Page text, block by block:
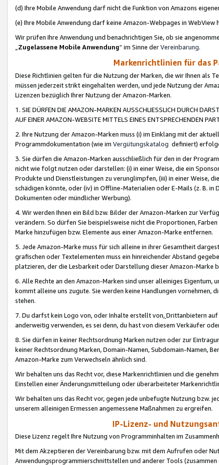
(d) Ihre Mobile Anwendung darf nicht die Funktion von Amazons
(e) Ihre Mobile Anwendung darf keine Amazon-Webpages in WebView
Wir prüfen Ihre Anwendung und benachrichtigen Sie, ob sie
„Zugelassene Mobile Anwendung“ im Sinne derVereinbarung.
Markenrichtlinien für das
Diese Richtlinien gelten für die Nutzung der Marken, die wir Ihnen als
müssen jederzeit strikt eingehalten werden, und jede Nutzung der
Lizenzen bezüglich Ihrer Nutzung der Amazon-Marken.
1. SIE DÜRFEN DIE AMAZON-MARKEN AUSSCHLIESSLICH DURCH
AUF EINER AMAZON-WEBSITE MITTELS EINES ENTSPRECHENDEN
2. Ihre Nutzung der Amazon-Marken muss (i) im Einklang mit der
Programmdokumentation (wie im Vergütungskatalog definiert)
3. Sie dürfen die Amazon-Marken ausschließlich für den in der
nicht wie folgt nutzen oder darstellen: (i) in einer Weise, die ein
Produkte und Dienstleistungen zu verunglimpfen, (iii) in einer Weise,
schädigen könnte, oder (iv) in Offline-Materialien oder E-Mails (z. B. in
Dokumenten oder mündlicher Werbung).
4. Wir werden Ihnen ein Bild bzw. Bilder der Amazon-Marken zur
verändern. So dürfen Sie beispielsweise nicht die Proportionen,
Marke hinzufügen bzw. Elemente aus einer Amazon-Marke entfernen.
5. Jede Amazon-Marke muss für sich alleine in ihrer Gesamtheit
grafischen oder Textelementen muss ein hinreichender Abstand
platzieren, der die Lesbarkeit oder Darstellung dieser Amazon-Marke
6. Alle Rechte an den Amazon-Marken sind unser alleiniges
kommt alleine uns zugute. Sie werden keine Handlungen vornehmen,
stehen.
7. Du darfst kein Logo von, oder Inhalte erstellt von,Drittanbietern auf
anderweitig verwenden, es sei denn, du hast von diesem Verkäufer
8. Sie dürfen in keiner Rechtsordnung Marken nutzen oder zur
keiner Rechtsordnung Marken, Domain-Namen, Subdomain-Namen,
Amazon-Marke zum Verwechseln ähnlich sind.
Wir behalten uns das Recht vor, diese Markenrichtlinien und die
Einstellen einer Änderungsmitteilung oder überarbeiteter
Wir behalten uns das Recht vor, gegen jede unbefugte Nutzung bzw.
unserem alleinigen Ermessen angemessene Maßnahmen zu ergreifen.
IP-Lizenz- und
Diese Lizenz regelt Ihre Nutzung von Programminhalten im
Mit dem Akzeptieren der Vereinbarung bzw. mit dem Aufrufen oder
Anwendungsprogrammierschnittstellen und anderer Tools (zusammen